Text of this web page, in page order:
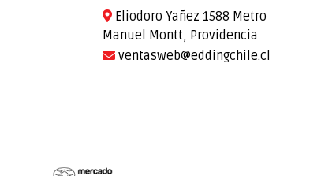
Eliodoro Yañez 1588 Metro
Manuel Montt, Providencia
ventasweb@eddingchile.cl